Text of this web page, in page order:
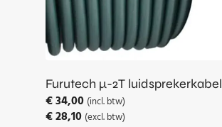
Furutech μ-2T luidsprekerkabel
€34,00 (incl. btw)
€28,10 (excl. btw)